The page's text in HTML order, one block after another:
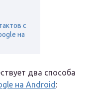
с
на
два способа
на Android :